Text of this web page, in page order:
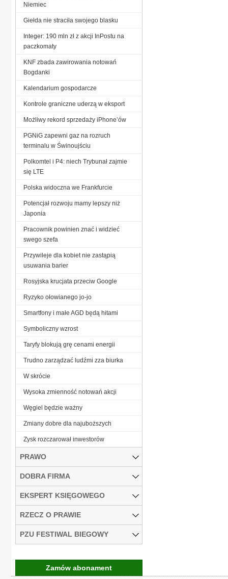
Niemiec
Giełda nie straciła swojego blasku
Integer: 190 mln zł z akcji InPostu na
paczkomaty
KNF zbada zawirowania notowań
Bogdanki
Kalendarium gospodarcze
Kontrole graniczne uderzą w eksport
Możliwy rekord sprzedaży iPhone’ów
PGNiG zapewni gaz na rozruch
terminalu w Świnoujściu
Polkomtel i P4: niech Trybunał zajmie
się LTE
Polska widoczna we Frankfurcie
Potencjał rozwoju mamy lepszy niż
Japonia
Pracownik powinien znać i widzieć
swego szefa
Przywileje dla kobiet nie zastąpią
usuwania barier
Rosyjska krucjata przeciw Google
Ryzyko ołowianego jo-jo
Smartfony i małe AGD będą hitami
Symboliczny wzrost
Taryfy blokują grę cenami energii
Trudno zarządzać ludźmi zza biurka
W skrócie
Wysoka zmienność notowań akcji
Węgiel będzie ważny
Zmiany dobre dla najuboższych
Zysk rozczarował inwestorów
PRAWO
DOBRA FIRMA
EKSPERT KSIĘGOWEGO
RZECZ O PRAWIE
PZU FESTIWAL BIEGOWY
Zamów abonament